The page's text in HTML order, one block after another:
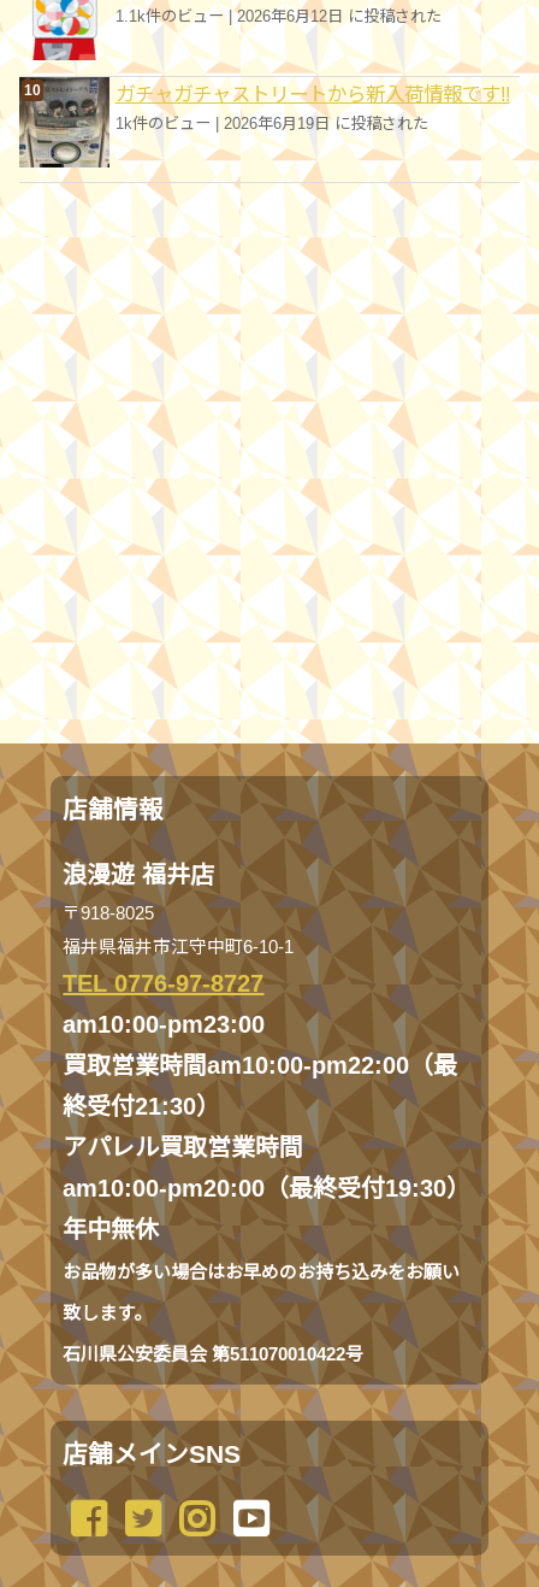
1.1k件のビュー|2026年6月12日 に投稿された
ガチャガチャストリートから新入荷情報です!!
1k件のビュー | 2026年6月19日 に投稿された
店舗情報
浪漫遊 福井店
〒918-8025
福井県福井市江守中町6-10-1
TEL 0776-97-8727
am10:00-pm23:00
買取営業時間am10:00-pm22:00（最
終受付21:30）
アパレル買取営業時間
am10:00-pm20:00（最終受付19:30）
年中無休
お品物が多い場合はお早めのお持ち込みをお願い
致します。
石川県公安委員会 第511070010422号
店舗メインSNS